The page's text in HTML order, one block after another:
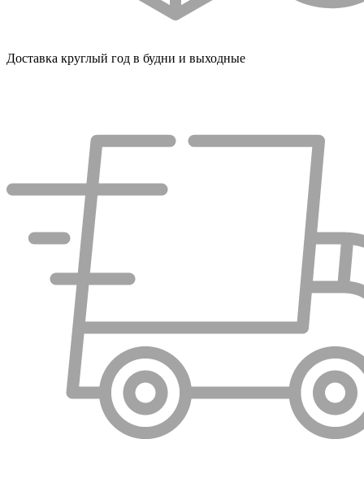
Доставка круглый год в будни и выходные